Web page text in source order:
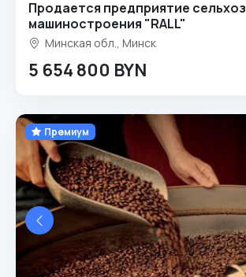
Продается предприятие сельхоз
машиностроения "RALL"
Минская обл., Минск
5 654 800 BYN
Премиум